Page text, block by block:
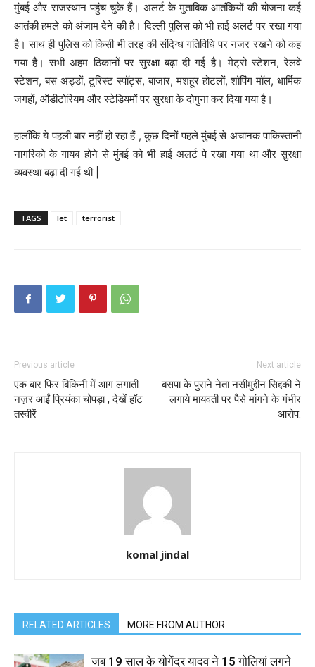
मुंबई और राजस्‍थान पहुंच चुके हैं। अलर्ट के मुताबिक आतंकियों की योजना कई
आतंकी हमले को अंजाम देने की है। दिल्‍ली पुलिस को भी हाई अलर्ट पर रखा गया
है। साथ ही पुलिस को किसी भी तरह की संदिग्‍ध गतिविधि पर नजर रखने को कह
गया है। सभी अहम ठिकानों पर सुरक्षा बढ़ा दी गई है। मेट्रो स्‍टेशन, रेलवे
स्‍टेशन, बस अड्डों, टूरिस्ट स्‍पॉट्स, बाजार, मशहूर होटलों, शॉपिंग मॉल, धार्मिक
जगहों, ऑडीटोरियम और स्‍टेडियमों पर सुरक्षा के दोगुना कर दिया गया है।
हालाँकि ये पहली बार नहीं हो रहा हैं , कुछ दिनों पहले मुंबई से अचानक पाकिस्तानी
नागरिको के गायब होने से मुंबई को भी हाई अलर्ट पे रखा गया था और सुरक्षा
व्यवस्था बढ़ा दी गई थी |
TAGS let terrorist
Previous article
एक बार फिर बिकिनी में आग लगाती
नज़र आईं प्रियंका चोपड़ा , देखें हॉट
तस्वीरें
Next article
बसपा के पुराने नेता नसीमुद्दीन सिद्दकी ने
लगाये मायवती पर पैसे मांगने के गंभीर
आरोप.
komal jindal
RELATED ARTICLES MORE FROM AUTHOR
जब 19 साल के योगेंद्र यादव ने 15 गोलियां लगने